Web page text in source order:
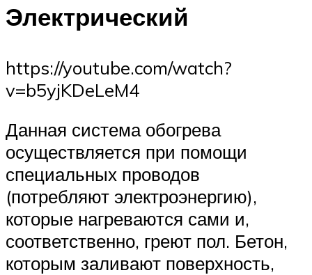
Электрический
https://youtube.com/watch?
v=b5yjKDeLeM4
Данная система обогрева
осуществляется при помощи
специальных проводов
(потребляют электроэнергию),
которые нагреваются сами и,
соответственно, греют пол. Бетон,
которым заливают поверхность,